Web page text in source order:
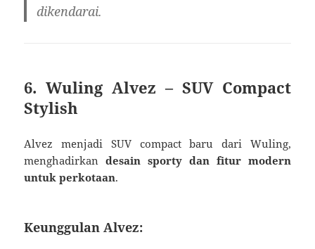
dikendarai.
6. Wuling Alvez – SUV Compact
Stylish
Alvez menjadi SUV compact baru dari Wuling,
menghadirkandesain sporty dan fitur modern
untuk perkotaan.
Keunggulan Alvez: